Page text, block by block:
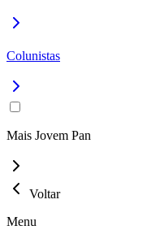
Colunistas
Mais Jovem Pan
Voltar
Menu